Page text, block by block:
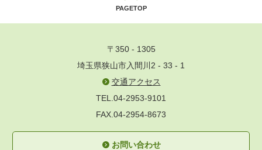
PAGETOP
〒350 - 1305
埼玉県狭山市入間川2 - 33 - 1
交通アクセス
TEL.04-2953-9101
FAX.04-2954-8673
お問い合わせ